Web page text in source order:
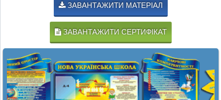
ЗАВАНТАЖИТИ МАТЕРІАЛ
ЗАВАНТАЖИТИ СЕРТИФІКАТ